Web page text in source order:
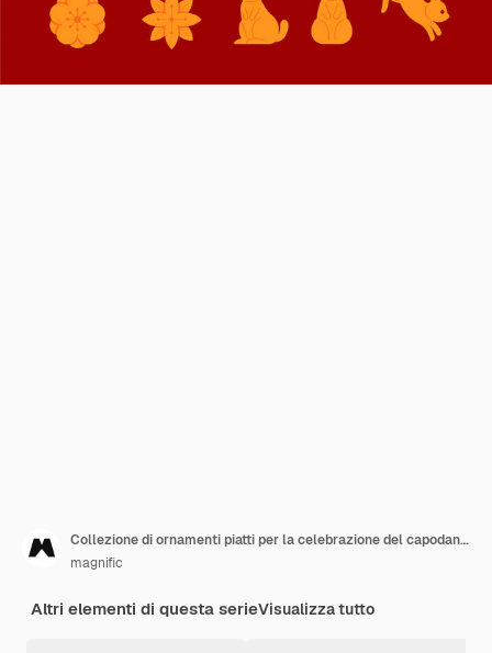
Collezione di ornamenti piatti per la celebrazione del capodanno cinese
magnific
Altri elementi di questa serieVisualizza tutto